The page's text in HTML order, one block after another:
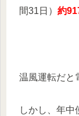
間31日） 約
温風運転だと
しかし、年中